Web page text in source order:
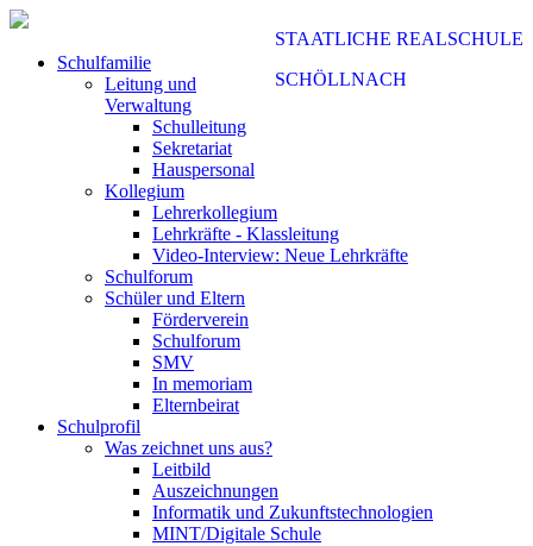
STAATLICHE REALSCHULE
SCHÖLLNACH
Schulfamilie
Leitung und
Verwaltung
Schulleitung
Sekretariat
Hauspersonal
Kollegium
Lehrerkollegium
Lehrkräfte - Klassleitung
Video-Interview: Neue Lehrkräfte
Schulforum
Schüler und Eltern
Förderverein
Schulforum
SMV
In memoriam
Elternbeirat
Schulprofil
Was zeichnet uns aus?
Leitbild
Auszeichnungen
Informatik und Zukunftstechnologien
MINT/Digitale Schule